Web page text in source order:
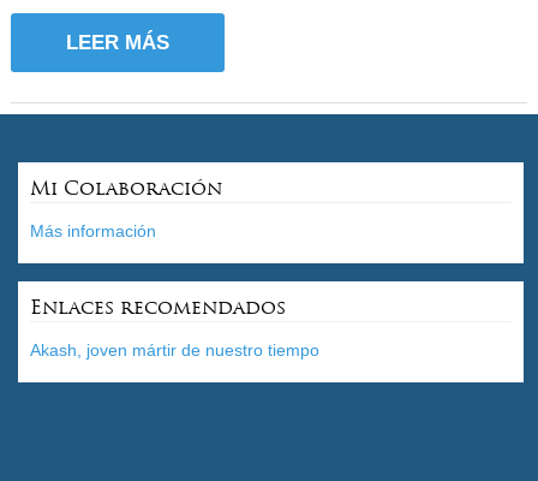
LEER MÁS
Mi Colaboración
Más información
Enlaces recomendados
Akash, joven mártir de nuestro tiempo